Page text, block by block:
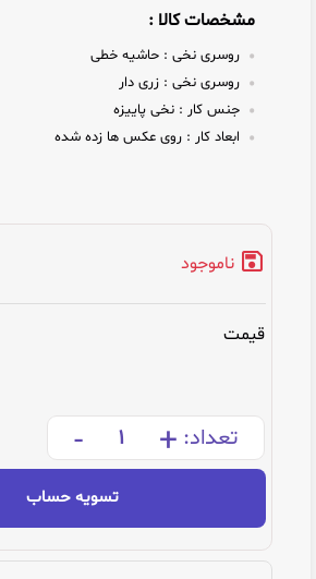
مشخصات کالا :
روسری نخی : حاشیه خطی
روسری نخی : زری دار
جنس کار : نخی پاییزه
ابعاد کار : روی عکس ها زده شده
ناموجود
قیمت
تعداد: +
-
تسویه حساب